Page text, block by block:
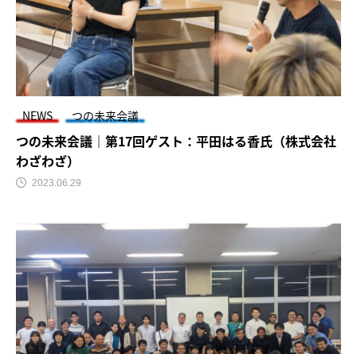
NEWS つの未来会議
つの未来会議｜第17回ゲスト：平田はる香氏（株式会社
わざわざ）
2023.06.29